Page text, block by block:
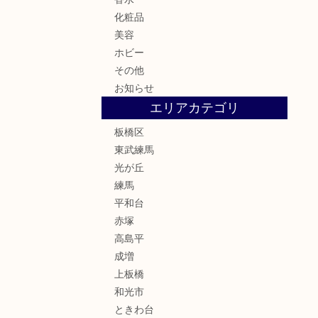
化粧品
美容
ホビー
その他
お知らせ
エリアカテゴリ
板橋区
東武練馬
光が丘
練馬
平和台
赤塚
高島平
成増
上板橋
和光市
ときわ台